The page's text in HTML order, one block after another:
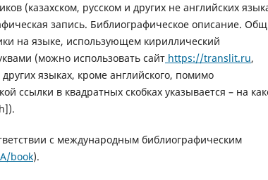
(казахском, русском и других не английских
запись. Библиографическое описание.
на языке, использующем кириллический
(можно использовать сайт https://translit.ru,
языках, кроме английского, помимо
ссылки в квадратных скобках указывается – на
с международным библиографическим
book).